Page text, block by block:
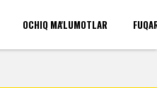
OCHIQ MA'LUMOTLAR